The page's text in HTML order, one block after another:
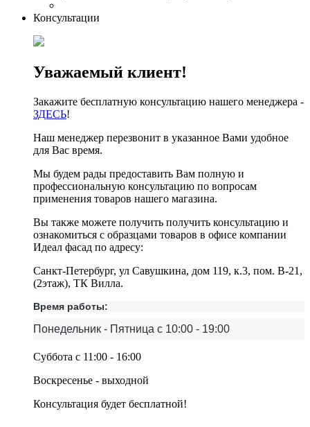
Консультации
Уважаемый клиент!
Закажите бесплатную консультацию нашего менеджера -
ЗДЕСЬ!
Наш менеджер перезвонит в указанное Вами удобное
для Вас время.
Мы будем рады предоставить Вам полную и
профессиональную консультацию по вопросам
применения товаров нашего магазина.
Вы также можете получить получить консультацию и
ознакомиться с образцами товаров в офисе компании
Идеал фасад по адресу:
Санкт-Петербург, ул Савушкина, дом 119, к.3, пом. В-21,
(2этаж), ТК Вилла.
Время работы:
Понедельник - Пятница с 10:00 - 19:00
Суббота с 11:00 - 16:00
Воскресенье - выходной
Консультация будет бесплатной!